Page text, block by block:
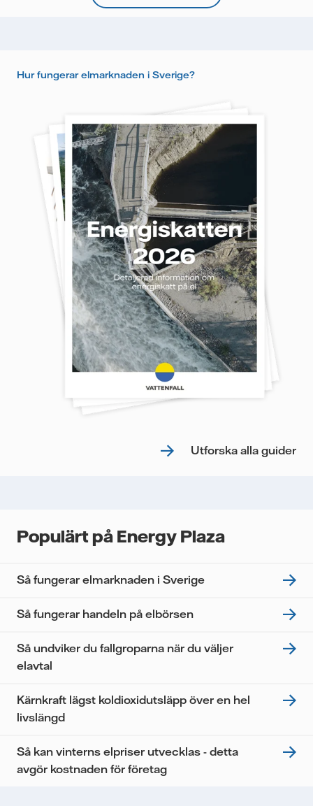
Hur fungerar elmarknaden i Sverige?
Utforska alla guider
Populärt på Energy Plaza
Så fungerar elmarknaden i Sverige
Så fungerar handeln på elbörsen
Så undviker du fallgroparna när du väljer
elavtal
Kärnkraft lägst koldioxidutsläpp över en hel
livslängd
Så kan vinterns elpriser utvecklas - detta
avgör kostnaden för företag